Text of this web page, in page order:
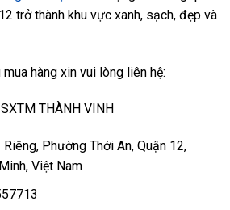
trở thành khu vực xanh, sạch, đẹp và
hàng xin vui lòng liên hệ:
THÀNH VINH
Phường Thới An, Quận 12,
Việt Nam